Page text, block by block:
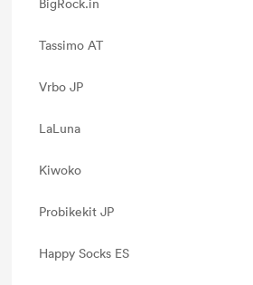
Tassimo AT
Vrbo JP
LaLuna
Kiwoko
Probikekit JP
Happy Socks ES